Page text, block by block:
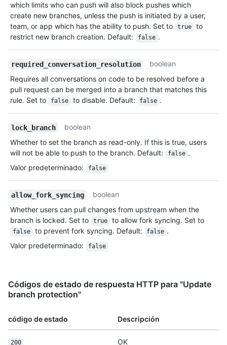
which limits who can push will also block pushes which
create new branches, unless the push is initiated by a user,
team, or app which has the ability to push. Set to
true
to
restrict new branch creation. Default:
false .
required_conversation_resolution
boolean
Requires all conversations on code to be resolved before a
pull request can be merged into a branch that matches this
rule. Set to
false to disable. Default: false .
lock_branch
boolean
Whether to set the branch as read-only. If this is true, users
will not be able to push to the branch. Default:
false .
Valor predeterminado: false
allow_fork_syncing
boolean
Whether users can pull changes from upstream when the
branch is locked. Set to
true to allow fork syncing. Set to
false to prevent fork syncing. Default: false .
Valor predeterminado: false
Códigos de estado de respuesta HTTP para "Update
branch protection"
código de estado Descripción
200 OK